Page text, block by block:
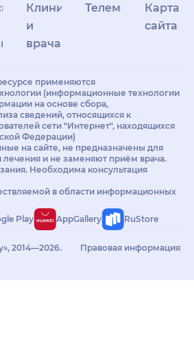
Клиникам
и
врачам
Телемедицина
Карта
сайта
применяются
(информационные технологии
на основе сбора,
сведений, относящихся к
сети "Интернет", находящихся
Федерации)
на сайте, не предназначены для
лечения и не заменяют приём врача.
Необходима консультация
в области информационных
Play AppGallery RuStore
2014—2026.
Правовая информация